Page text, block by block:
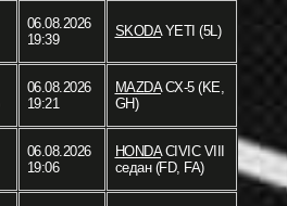
06.08.2026
19:39
SKODAYETI (5L)
06.08.2026
19:21
MAZDACX-5 (KE,
GH)
06.08.2026
19:06
HONDACIVIC VIII
седан (FD, FA)